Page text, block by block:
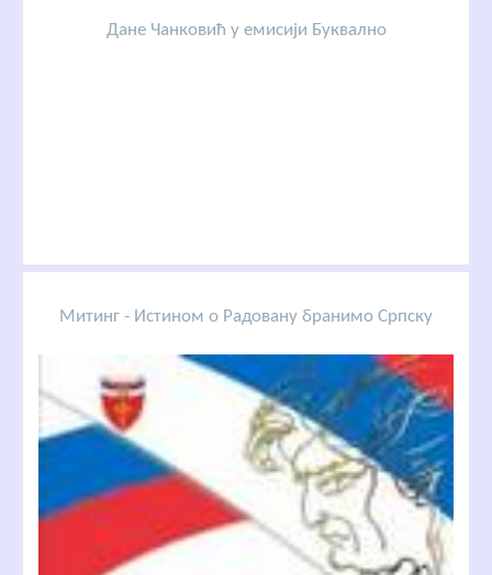
Дане Чанковић у емисији Буквално
Митинг - Истином о Радовану бранимо Српску